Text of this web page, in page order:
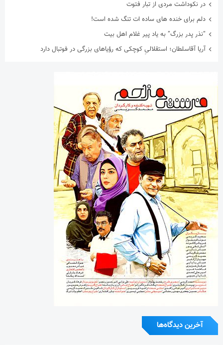
در نکوداشت مردی از تبار فتوت
دلم برای خنده های ساده ات تنگ شده است!
“نذر پدر بزرگ” به یاد پیر غلام اهل بیت
آریا آقاسلطان؛ استقلالیِ کوچکی که رؤیاهای بزرگی در فوتبال دارد
آخرین دیدگاه‌ها